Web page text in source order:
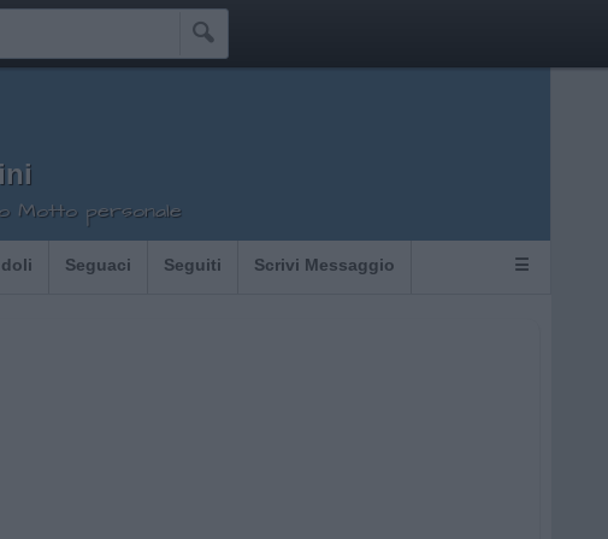

Motto personale
Seguaci Seguiti Scrivi Messaggio ☰